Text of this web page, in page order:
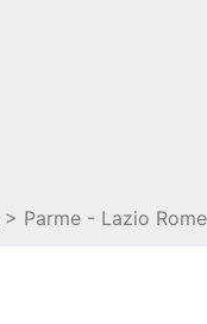
> Parme - Lazio Rome